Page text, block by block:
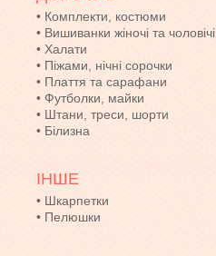
• Комплекти, костюми
• Вишиванки жіночі та чоловічі
• Халати
• Піжами, нічні сорочки
• Плаття та сарафани
• Футболки, майки
• Штани, треси, шорти
• Білизна
ІНШЕ
• Шкарпетки
• Пелюшки